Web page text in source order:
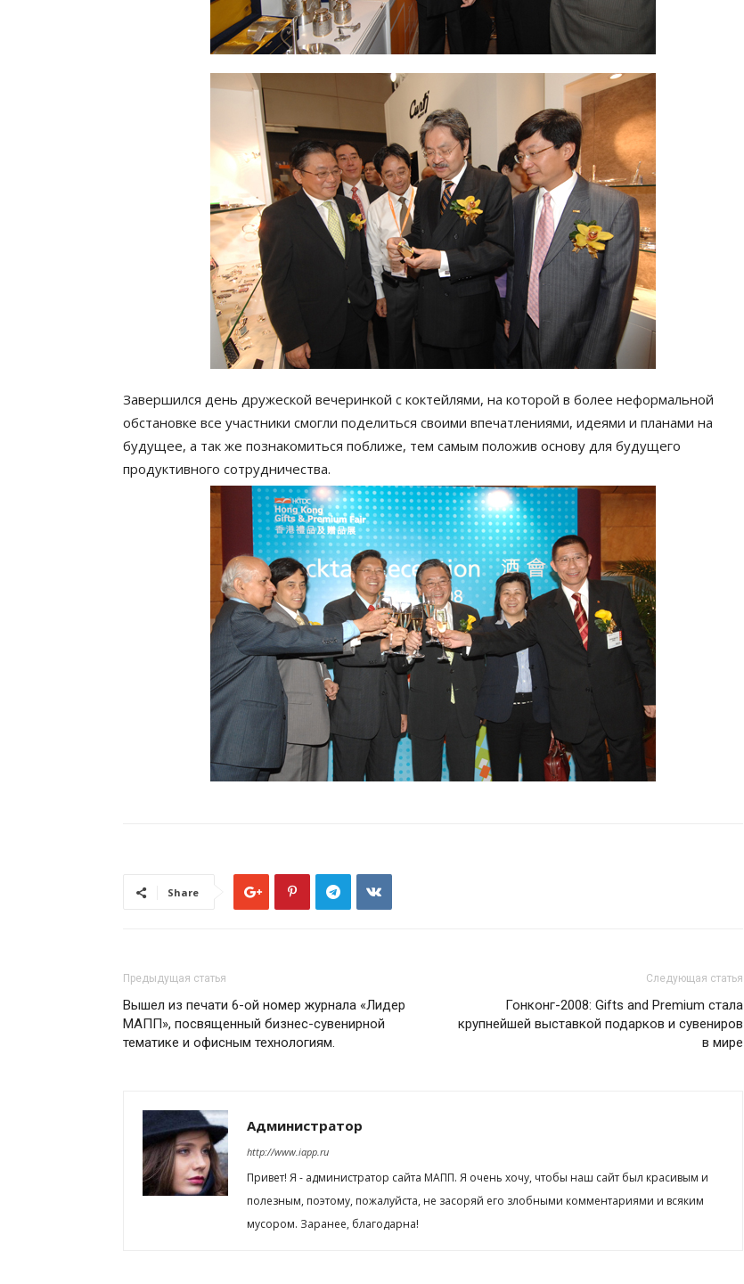
Завершился день дружеской вечеринкой с коктейлями, на которой в более неформальной
обстановке все участники смогли поделиться своими впечатлениями, идеями и планами на
будущее, а так же познакомиться поближе, тем самым положив основу для будущего
продуктивного сотрудничества.
Share
Предыдущая статья
Вышел из печати 6-ой номер журнала «Лидер
МАПП», посвященный бизнес-сувенирной
тематике и офисным технологиям.
Следующая статья
Гонконг-2008: Gifts and Premium стала
крупнейшей выставкой подарков и сувениров
в мире
Администратор
http://www.iapp.ru
Привет! Я - администратор сайта МАПП. Я очень хочу, чтобы наш сайт был красивым и
полезным, поэтому, пожалуйста, не засоряй его злобными комментариями и всяким
мусором. Заранее, благодарна!